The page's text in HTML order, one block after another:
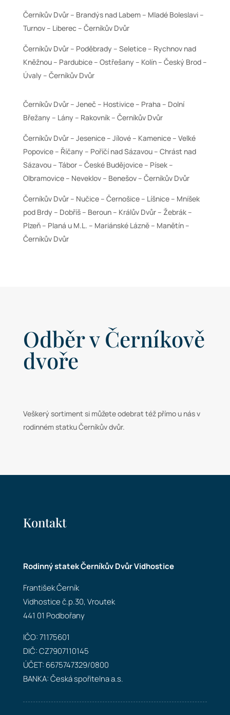
Černíkův Dvůr – Brandýs nad Labem – Mladé Boleslavi –
Turnov – Liberec – Černíkův Dvůr
Černíkův Dvůr – Poděbrady – Seletice – Rychnov nad
Kněžnou – Pardubice – Ostřešany – Kolín – Český Brod –
Úvaly – Černíkův Dvůr
Černíkův Dvůr – Jeneč – Hostivice – Praha – Dolní
Břežany – Lány – Rakovník – Černíkův Dvůr
Černíkův Dvůr – Jesenice – Jílové – Kamenice – Velké
Popovice – Říčany – Poříčí nad Sázavou – Chrást nad
Sázavou – Tábor – České Budějovice – Písek –
Olbramovice – Neveklov – Benešov – Černíkův Dvůr
Černíkův Dvůr – Nučice – Černošice – Líšnice – Mníšek
pod Brdy – Dobříš – Beroun – Králův Dvůr – Žebrák –
Plzeň – Planá u M.L. – Mariánské Lázně – Manětín –
Černíkův Dvůr
Odběr v Černíkově
dvoře
Veškerý sortiment si můžete odebrat též přímo u nás v
rodinném statku Černíkův dvůr.
Kontakt
Rodinný statek Černíkův Dvůr Vidhostice
František Černík
Vidhostice č.p.30, Vroutek
441 01 Podbořany
IČO: 71175601
DIČ: CZ7907110145
ÚČET: 6675747329/0800
BANKA: Česká spořitelna a.s.